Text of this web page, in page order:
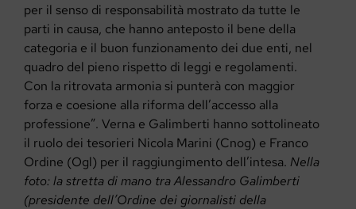
per il senso di responsabilità mostrato da tutte le
parti in causa, che hanno anteposto il bene della
categoria e il buon funzionamento dei due enti, nel
quadro del pieno rispetto di leggi e regolamenti.
Con la ritrovata armonia si punterà con maggior
forza e coesione alla riforma dell’accesso alla
professione”. Verna e Galimberti hanno sottolineato
il ruolo dei tesorieri Nicola Marini (Cnog) e Franco
Ordine (Ogl) per il raggiungimento dell’intesa. Nella
foto: la stretta di mano tra Alessandro Galimberti
(presidente dell’Ordine dei giornalisti della